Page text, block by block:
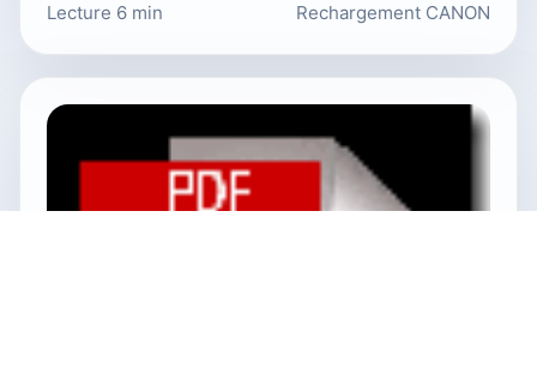
Lecture 6 min Rechargement CANON